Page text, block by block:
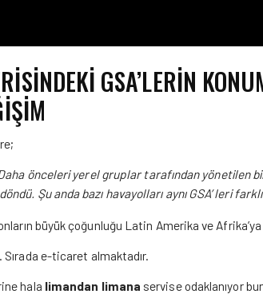
GSA’LERIN
önceleri yerel gruplar tarafından yönetilen
Şu anda bazı havayolları aynı GSA’ leri
büyük çoğunluğu Latin Amerika ve Afrika’ya
Sırada e-ticaret almaktadır.
hala limandan limana servise odaklanıyor